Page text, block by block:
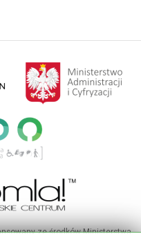
ze środków Ministerstwa